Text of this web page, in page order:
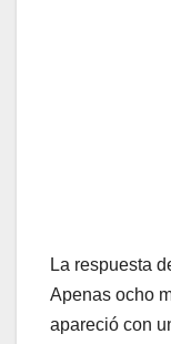
La respuesta
Apenas ocho
apareció con